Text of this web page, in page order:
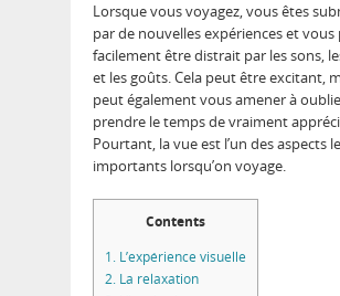
Lorsque vous voyagez, vous êtes
par de nouvelles expériences et vous
facilement être distrait par les sons,
et les goûts. Cela peut être excitant,
peut également vous amener à
prendre le temps de vraiment
Pourtant, la vue est l’un des aspects
importants lorsqu’on voyage.
Contents
1. L’expérience visuelle
2. La relaxation